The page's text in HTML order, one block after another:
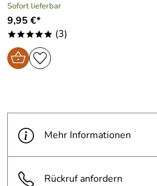
Sofort lieferbar
9,95 €*
***** (3)
Mehr Informationen
Rückruf anfordern